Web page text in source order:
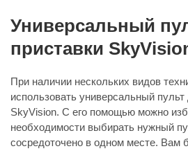
Универсальный
приставки
При наличии нескольких видов
использовать универсальный пульт
SkyVision. С его помощью можно
необходимости выбирать нужный
сосредоточено в одном месте. Вам